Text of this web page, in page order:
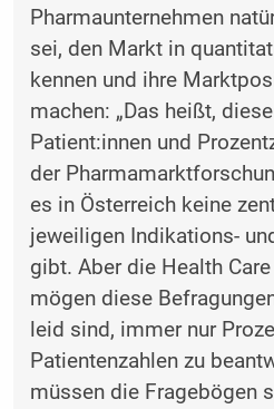
Pharmaunternehmen
sei, den Markt in
kennen und ihre
machen: „Das heißt,
Patient:innen und
der
es in Österreich keine
jeweiligen Indikations-
gibt. Aber die Health
mögen diese
leid sind, immer nur
Patientenzahlen zu
müssen die Fragebögen